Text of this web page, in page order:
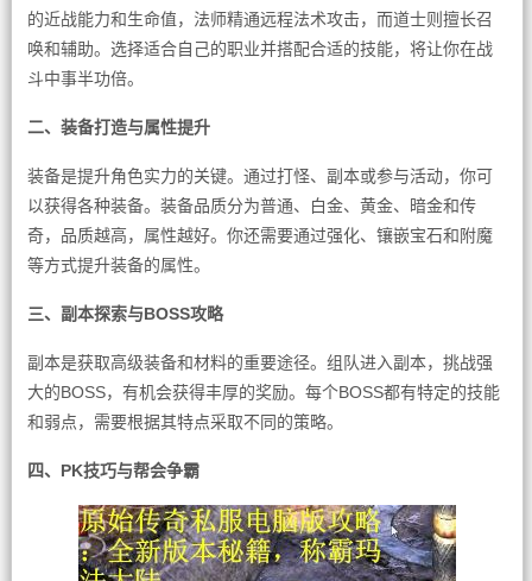
的近战能力和生命值，法师精通远程法术攻击，而道士则擅长召
唤和辅助。选择适合自己的职业并搭配合适的技能，将让你在战
斗中事半功倍。
二、装备打造与属性提升
装备是提升角色实力的关键。通过打怪、副本或参与活动，你可
以获得各种装备。装备品质分为普通、白金、黄金、暗金和传
奇，品质越高，属性越好。你还需要通过强化、镶嵌宝石和附魔
等方式提升装备的属性。
三、副本探索与BOSS攻略
副本是获取高级装备和材料的重要途径。组队进入副本，挑战强
大的BOSS，有机会获得丰厚的奖励。每个BOSS都有特定的技能
和弱点，需要根据其特点采取不同的策略。
四、PK技巧与帮会争霸